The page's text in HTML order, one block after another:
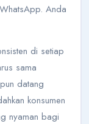
Anda
di setiap
sama
datang
konsumen
nyaman bagi